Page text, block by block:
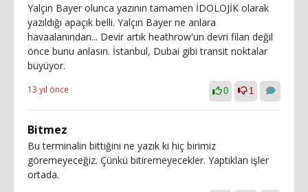
Yalçın Bayer olunca yazının tamamen İDOLOJİK olarak
yazıldığı apaçık belli. Yalçın Bayer ne anlara
havaalanından... Devir artık heathrow'un devri filan değil
önce bunu anlasın. İstanbul, Dubai gibi transit noktalar
büyüyor.
13 yıl önce 0 1
Bitmez
Bu terminalin bittiğini ne yazık ki hiç birimiz
göremeyeceğiz. Çünkü bitiremeyecekler. Yaptıkları işler
ortada.